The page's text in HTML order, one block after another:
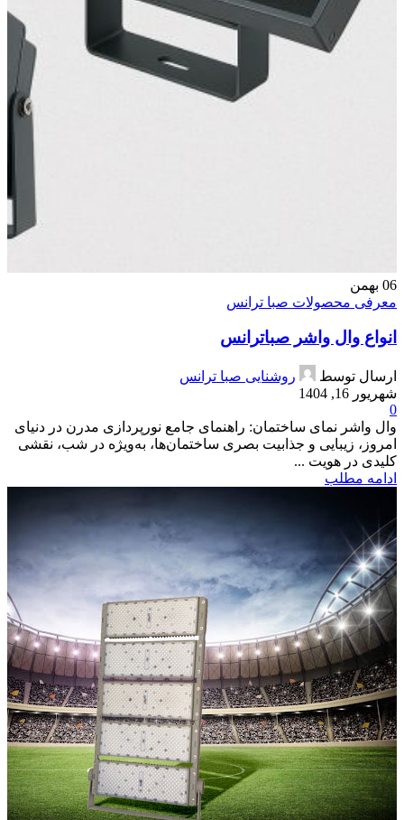
06 بهمن
معرفی محصولات صبا ترانس
انواع وال واشر صباترانس
ارسال توسط
روشنایی صبا ترانس
شهریور 16, 1404
0
وال واشر نمای ساختمان: راهنمای جامع نورپردازی مدرن در دنیای
امروز، زیبایی و جذابیت بصری ساختمان‌ها، به‌ویژه در شب، نقشی
کلیدی در هویت ...
ادامه مطلب